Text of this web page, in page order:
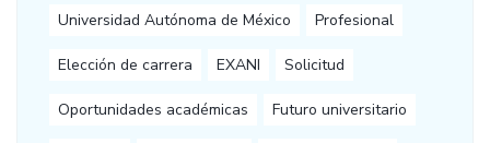
Universidad Autónoma de México Profesional
Elección de carrera EXANI Solicitud
Oportunidades académicas Futuro universitario